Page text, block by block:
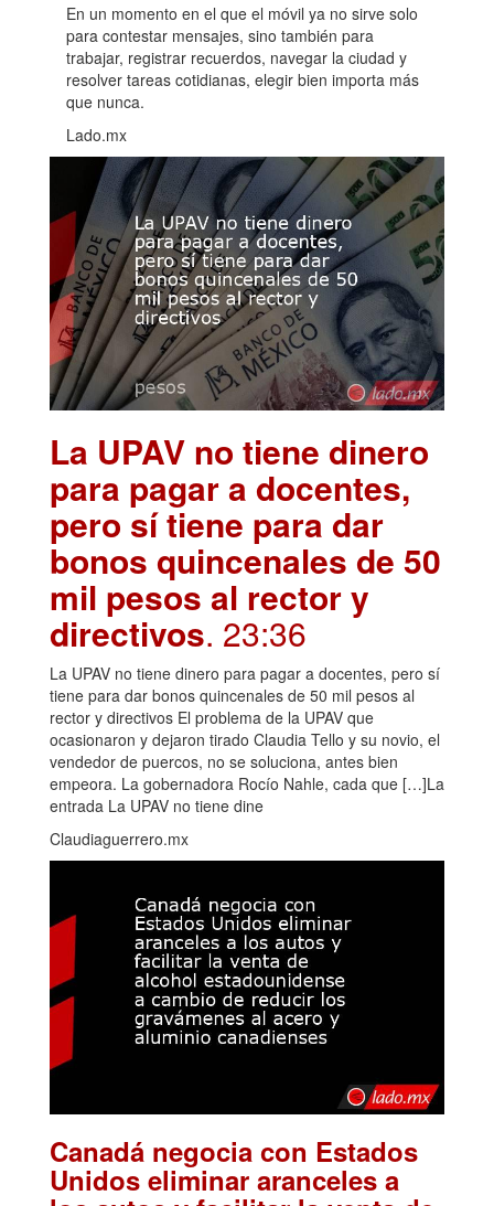
En un momento en el que el móvil ya no sirve solo
para contestar mensajes, sino también para
trabajar, registrar recuerdos, navegar la ciudad y
resolver tareas cotidianas, elegir bien importa más
que nunca.
Lado.mx
La UPAV no tiene dinero
para pagar a docentes,
pero sí tiene para dar
bonos quincenales de 50
mil pesos al rector y
directivos. 23:36
La UPAV no tiene dinero para pagar a docentes, pero sí
tiene para dar bonos quincenales de 50 mil pesos al
rector y directivos El problema de la UPAV que
ocasionaron y dejaron tirado Claudia Tello y su novio, el
vendedor de puercos, no se soluciona, antes bien
empeora. La gobernadora Rocío Nahle, cada que […]La
entrada La UPAV no tiene dine
Claudiaguerrero.mx
Canadá negocia con Estados
Unidos eliminar aranceles a